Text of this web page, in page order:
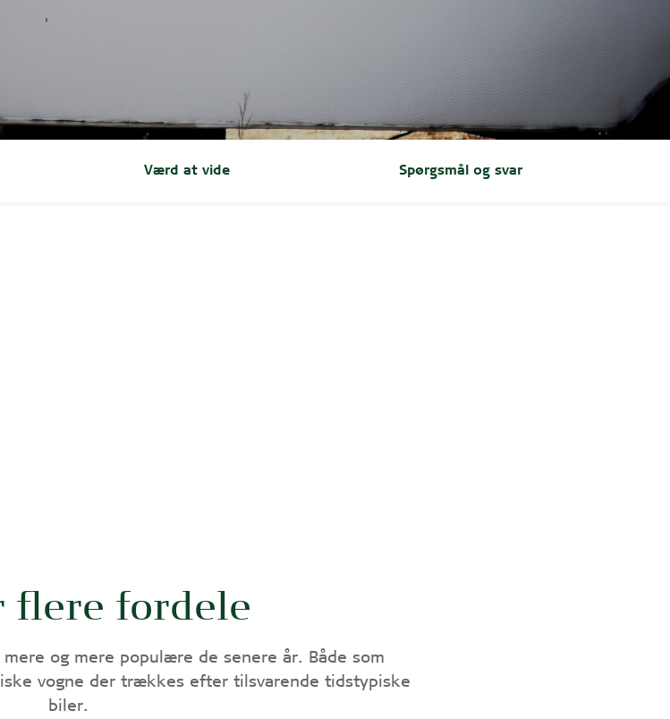
Værd at vide Spørgsmål og svar
flere fordele
og mere populære de senere år. Både som
vogne der trækkes efter tilsvarende tidstypiske
biler.